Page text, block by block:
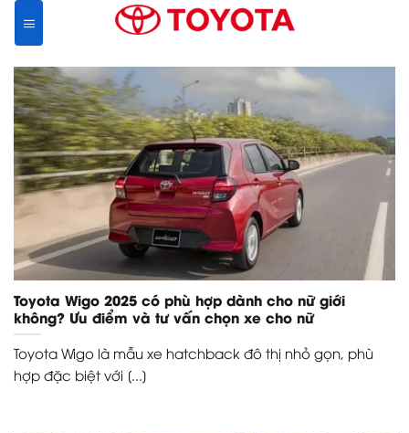
Skip
content
Toyota Wigo 2025 có phù hợp dành cho nữ giới
không? Ưu điểm và tư vấn chọn xe cho nữ
Toyota Wigo là mẫu xe hatchback đô thị nhỏ gọn, phù
hợp đặc biệt với [...]